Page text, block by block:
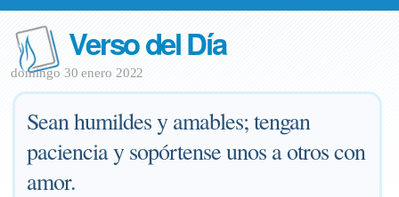
Verso del Día
domingo 30 enero 2022
Sean humildes y amables; tengan
paciencia y sopórtense unos a otros con
amor.